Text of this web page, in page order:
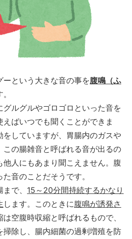
という大きな音の事を腹鳴（ふ
ルグルやゴロゴロといった音を
ばいつでも聞くことができま
していますが、胃腸内のガスや
この腸雑音と呼ばれる音が出るの
人にもあまり聞こえません。腹
音のことだそうです。
で、 15～20分間持続するかなり
します。このときに腹鳴が誘発さ
空腹時収縮と呼ばれるもので、
掃除し、腸内細菌の過剰増殖を防